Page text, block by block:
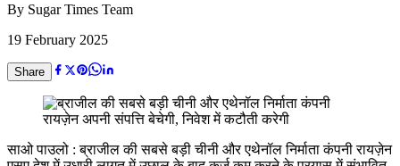
By Sugar Times Team
19 February 2025
Share
साओ पाउलो : ब्राजील की सबसे बड़ी चीनी और एथेनॉल निर्माता कंपनी रायज़ेन